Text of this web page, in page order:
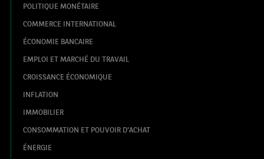
POLITIQUE MONÉTAIRE
COMMERCE INTERNATIONAL
ÉCONOMIE BANCAIRE
EMPLOI ET MARCHÉ DU TRAVAIL
CROISSANCE ÉCONOMIQUE
INFLATION
IMMOBILIER
CONSOMMATION ET POUVOIR D'ACHAT
ÉNERGIE